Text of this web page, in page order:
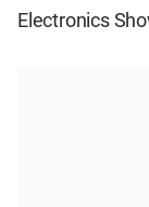
Electronics